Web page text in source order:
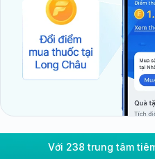
Với 238 trung tâm